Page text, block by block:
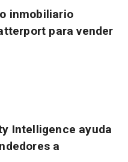
inmobiliario
para vender
Intelligence ayuda
a